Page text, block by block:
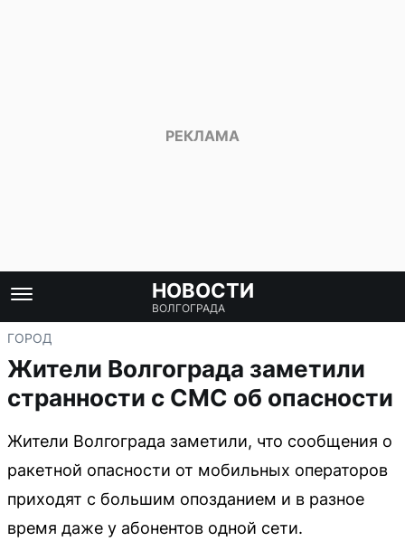
НОВОСТИ
ВОЛГОГРАДА
ГОРОД
Жители Волгограда заметили
странности с СМС об опасности
Жители Волгограда заметили, что сообщения о
ракетной опасности от мобильных операторов
приходят с большим опозданием и в разное
время даже у абонентов одной сети.